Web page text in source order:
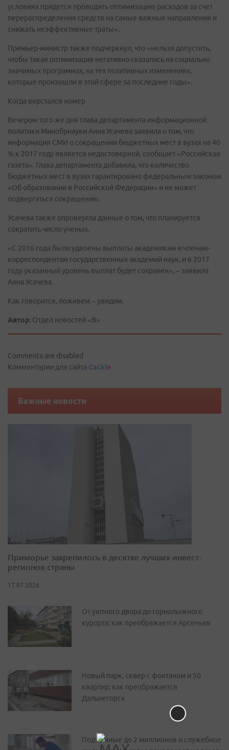
условиях придется проводить оптимизацию расходов за счет
перераспределения средств на самые важные направления и
снижать неэффективные траты».
Премьер-министр также подчеркнул, что «нельзя допустить,
чтобы такая оптимизация негативно сказалась на социально
значимых программах, на тех позитивных изменениях,
которые произошли в этой сфере за последние годы».
Когда верстался номер
Вечером того же дня глава департамента информационной
политики Минобрнауки Анна Усачева заявила о том, что
информация СМИ о сокращении бюджетных мест в вузах на 40
% к 2017 году является недостоверной, сообщает «Российская
газета». Глава департамента добавила, что количество
бюджетных мест в вузах гарантировано федеральным законом
«Об образовании в Российской Федерации» и не может
подвергаться сокращению.
Усачева также опровергла данные о том, что планируется
сократить число ученых.
«С 2016 года были удвоены выплаты академикам и членам-
корреспондентам государственных академий наук, и в 2017
году указанный уровень выплат будет сохранен», – заявила
Анна Усачева.
Как говорится, поживем – увидим.
Автор: Отдел новостей «В»
Comments are disabled
Комментарии для сайта Cackle
Важные новости
Приморье закрепилось в десятке лучших инвест-
регионов страны
17.07.2026
От уютного двора до горнолыжного
курорта: как преображается Арсеньев
Новый парк, сквер с фонтаном и 50
квартир: как преображается
Дальнегорск
Подъемные до 2 миллионов и служебное